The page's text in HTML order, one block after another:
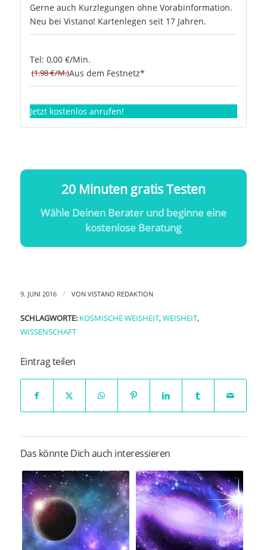
Gerne auch Kurzlegungen ohne Vorabinformation.
Neu bei Vistano! Kartenlegen seit 17 Jahren.
Tel: 0,00 €/Min.
(1.98 €/M.)Aus dem Festnetz*
Jetzt kostenlos anrufen!
20 Minuten gratis Testen
Wähle Deinen Berater und beginne eine
kostenlose Beratung
9. JUNI 2016 / VON VISTANO REDAKTION
SCHLAGWORTE: KOSMISCHE WEISHEIT,WEISHEIT,
WISSENSCHAFT
Eintrag teilen
Das könnte Dich auch interessieren